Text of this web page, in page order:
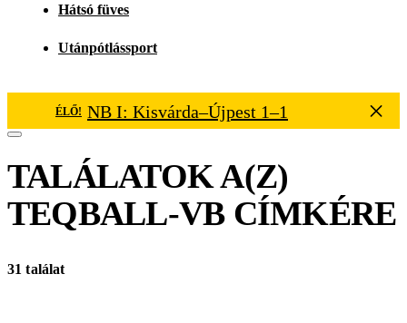
Hátsó füves
Utánpótlássport
ÉLŐ! NB I: Kisvárda–Újpest 1–1
TALÁLATOK A(Z)
TEQBALL-VBCÍMKÉRE
31 találat